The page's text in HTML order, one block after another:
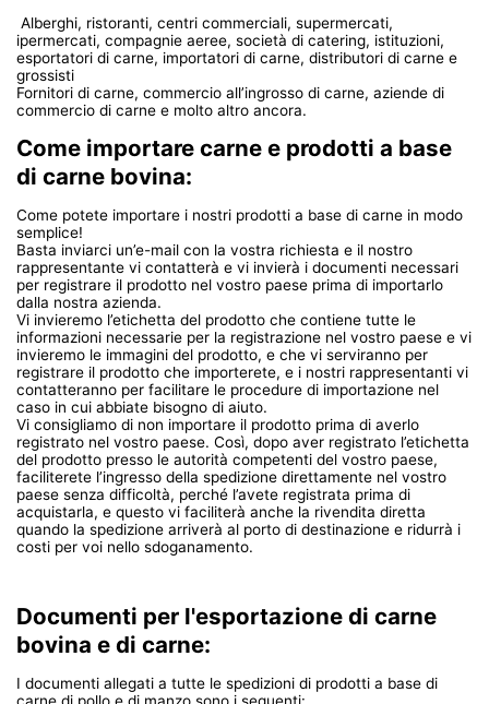
Alberghi, ristoranti, centri commerciali, supermercati,
ipermercati, compagnie aeree, società di catering, istituzioni,
esportatori di carne, importatori di carne, distributori di carne e
grossisti
Fornitori di carne, commercio all’ingrosso di carne, aziende di
commercio di carne e molto altro ancora.
Come importare carne e prodotti a base
di carne bovina:
Come potete importare i nostri prodotti a base di carne in modo
semplice!
Basta inviarci un’e-mail con la vostra richiesta e il nostro
rappresentante vi contatterà e vi invierà i documenti necessari
per registrare il prodotto nel vostro paese prima di importarlo
dalla nostra azienda.
Vi invieremo l’etichetta del prodotto che contiene tutte le
informazioni necessarie per la registrazione nel vostro paese e vi
invieremo le immagini del prodotto, e che vi serviranno per
registrare il prodotto che importerete, e i nostri rappresentanti vi
contatteranno per facilitare le procedure di importazione nel
caso in cui abbiate bisogno di aiuto.
Vi consigliamo di non importare il prodotto prima di averlo
registrato nel vostro paese. Così, dopo aver registrato l’etichetta
del prodotto presso le autorità competenti del vostro paese,
faciliterete l’ingresso della spedizione direttamente nel vostro
paese senza difficoltà, perché l’avete registrata prima di
acquistarla, e questo vi faciliterà anche la rivendita diretta
quando la spedizione arriverà al porto di destinazione e ridurrà i
costi per voi nello sdoganamento.
Documenti per l'esportazione di carne
bovina e di carne:
I documenti allegati a tutte le spedizioni di prodotti a base di
carne di pollo e di manzo sono i seguenti: